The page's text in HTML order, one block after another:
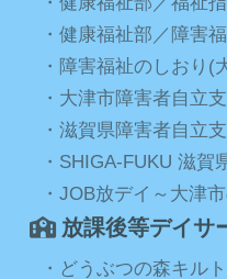
・健康福祉部／障害
・障害福祉のしおり(
・大津市障害者自立
・滋賀県障害者自立
・SHIGA‐FUKU 滋
・JOB放デイ～大津
放課後等デイサ
・どうぶつの森キル